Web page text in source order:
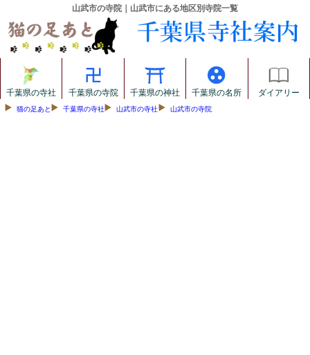
山武市の寺院｜山武市にある地区別寺院一覧
千葉県の寺社 千葉県の寺院 千葉県の神社 千葉県の名所 ダイアリー
猫の足あと 千葉県の寺社 山武市の寺社 山武市の寺院